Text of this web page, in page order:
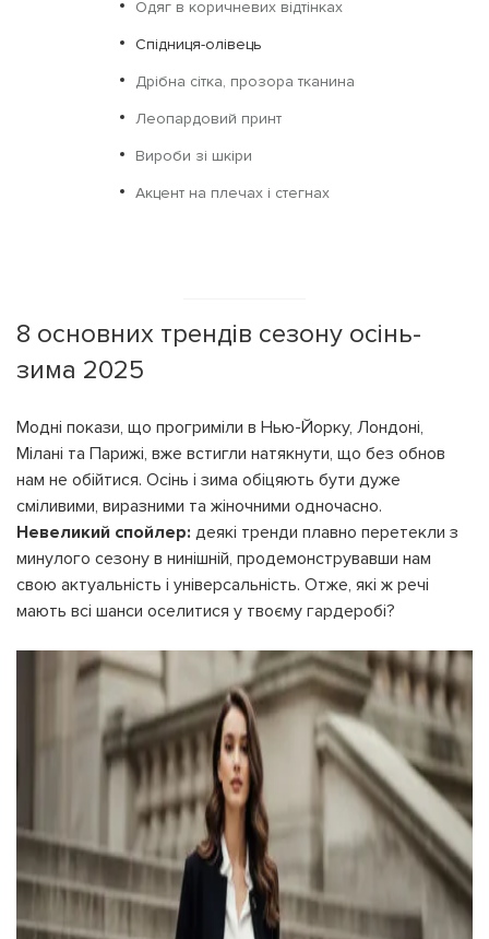
Одяг в коричневих відтінках
Спідниця-олівець
Дрібна сітка, прозора тканина
Леопардовий принт
Вироби зі шкіри
Акцент на плечах і стегнах
8 основних трендів сезону осінь-
зима 2025
Модні покази, що прогриміли в Нью-Йорку, Лондоні,
Мілані та Парижі, вже встигли натякнути, що без обнов
нам не обійтися. Осінь і зима обіцяють бути дуже
сміливими, виразними та жіночними одночасно.
Невеликий спойлер: деякі тренди плавно перетекли з
минулого сезону в нинішній, продемонструвавши нам
свою актуальність і універсальність. Отже, які ж речі
мають всі шанси оселитися у твоєму гардеробі?